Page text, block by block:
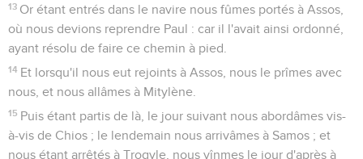
13 Or étant entrés dans le navire nous fûmes portés à Assos,
où nous devions reprendre Paul : car il l'avait ainsi ordonné,
ayant résolu de faire ce chemin à pied.
14 Et lorsqu'il nous eut rejoints à Assos, nous le prîmes avec
nous, et nous allâmes à Mitylène.
15 Puis étant partis de là, le jour suivant nous abordâmes vis-
à-vis de Chios ; le lendemain nous arrivâmes à Samos ; et
nous étant arrêtés à Trogyle, nous vînmes le jour d'après à